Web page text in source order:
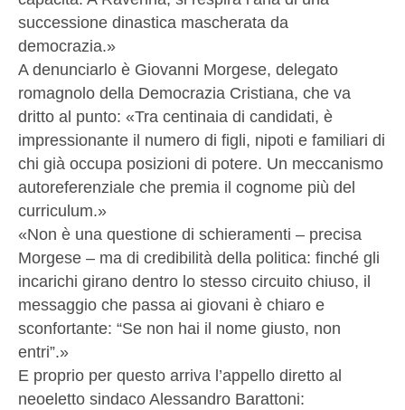
successione dinastica mascherata da
democrazia.»
A denunciarlo è Giovanni Morgese, delegato
romagnolo della Democrazia Cristiana, che va
dritto al punto: «Tra centinaia di candidati, è
impressionante il numero di figli, nipoti e familiari di
chi già occupa posizioni di potere. Un meccanismo
autoreferenziale che premia il cognome più del
curriculum.»
«Non è una questione di schieramenti – precisa
Morgese – ma di credibilità della politica: finché gli
incarichi girano dentro lo stesso circuito chiuso, il
messaggio che passa ai giovani è chiaro e
sconfortante: “Se non hai il nome giusto, non
entri”.»
E proprio per questo arriva l’appello diretto al
neoeletto sindaco Alessandro Barattoni: